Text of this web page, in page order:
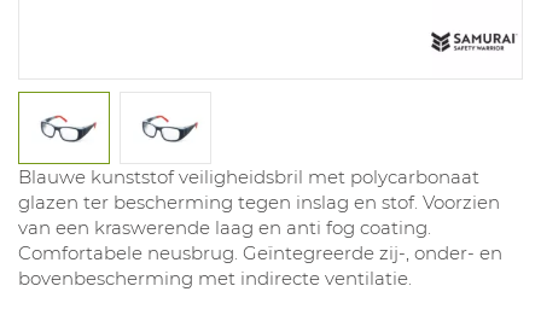
Blauwe kunststof veiligheidsbril met polycarbonaat
glazen ter bescherming tegen inslag en stof. Voorzien
van een kraswerende laag en anti fog coating.
Comfortabele neusbrug. Geïntegreerde zij-, onder- en
bovenbescherming met indirecte ventilatie.